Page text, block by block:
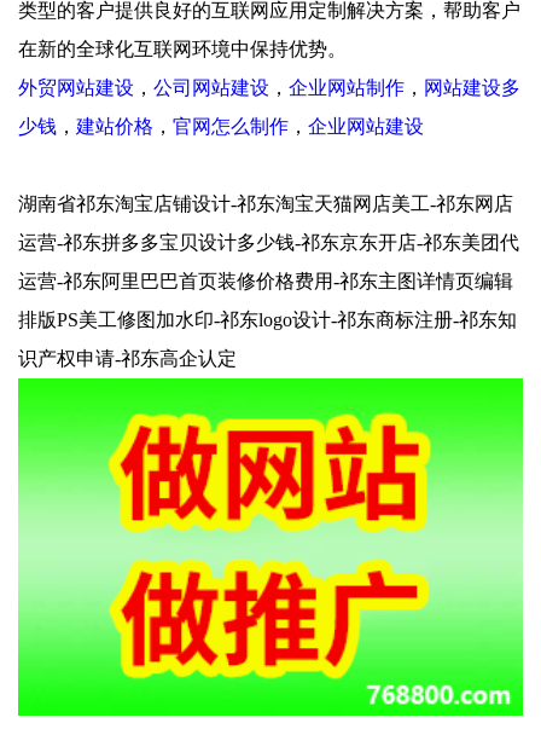
类型的客户提供良好的互联网应用定制解决方案，帮助客户
在新的全球化互联网环境中保持优势。
外贸网站建设 ， 公司网站建设 ， 企业网站制作 ， 网站建设多
少钱 ， 建站价格 ， 官网怎么制作 ， 企业网站建设
湖南省祁东淘宝店铺设计-祁东淘宝天猫网店美工-祁东网店
运营-祁东拼多多宝贝设计多少钱-祁东京东开店-祁东美团代
运营-祁东阿里巴巴首页装修价格费用-祁东主图详情页编辑
排版PS美工修图加水印-祁东logo设计-祁东商标注册-祁东知
识产权申请-祁东高企认定